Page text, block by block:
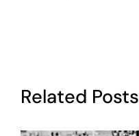
Related Posts